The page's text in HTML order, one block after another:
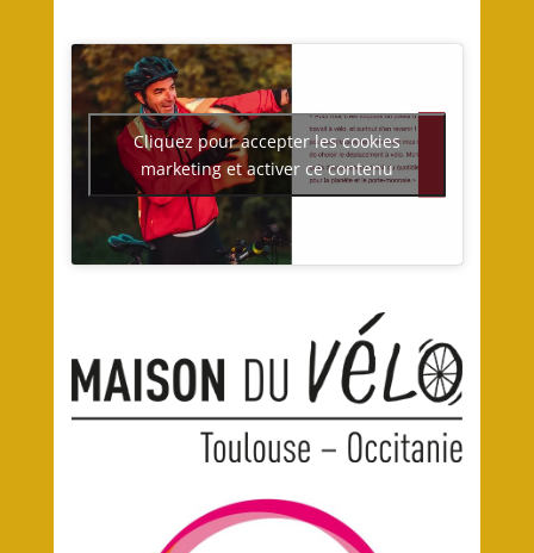
Cliquez pour accepter les cookies
marketing et activer ce contenu